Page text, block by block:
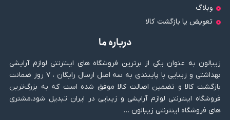
وبلاگ
تعویض یا بازگشت کالا
درباره ما
زیبالون به عنوان یکی از برترین فروشگاه های اینترنتی لوازم آرایشی
بهداشتی و زیبایی با پایبندی به سه اصل ارسال رایگان ، ۷ روز ضمانت
بازگشت کالا و تضمین اصالت کالا موفق شده است که به بزرگ‌ترین
فروشگاه اینترنتی لوازم آرایشی و زیبایی در ایران تبدیل شود.مشتری
های فروشگاه اینترنتی زیبالون …